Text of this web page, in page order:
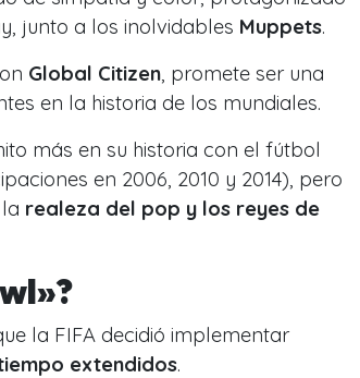
junto a los inolvidables Muppets.
Global Citizen , promete ser una
en la historia de los mundiales.
más en su historia con el fútbol
en 2006, 2010 y 2014), pero
realeza del pop y los reyes de
la FIFA decidió implementar
extendidos.